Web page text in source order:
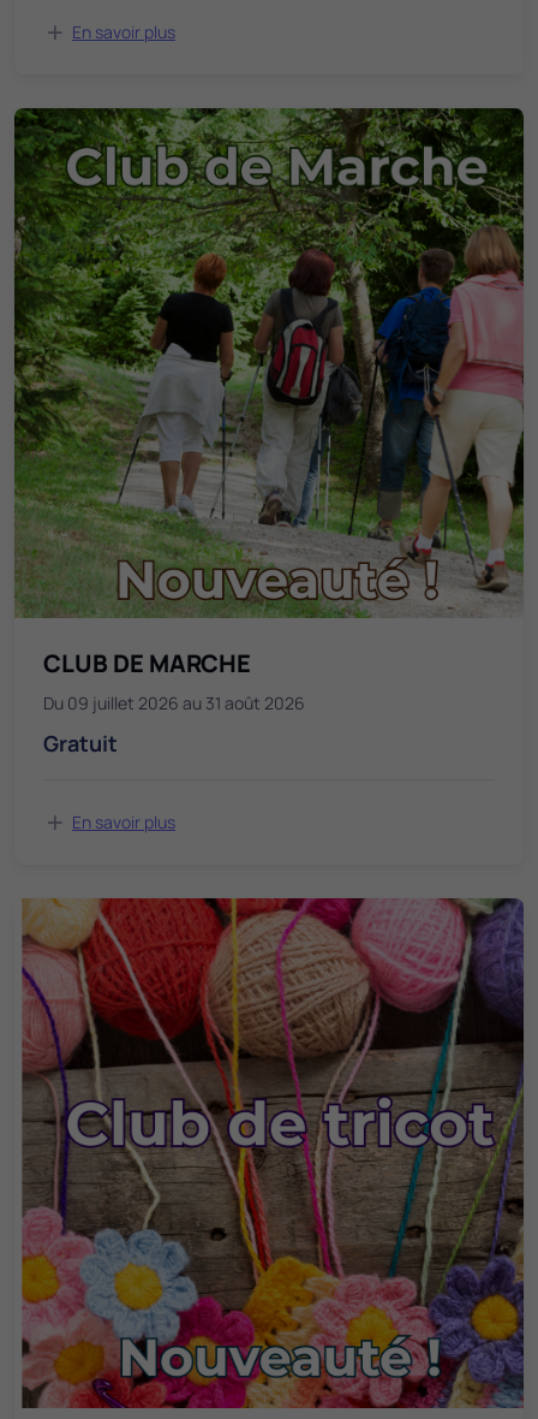
En savoir plus
CLUB DE MARCHE
Du 09 juillet 2026 au 31 août 2026
Gratuit
En savoir plus